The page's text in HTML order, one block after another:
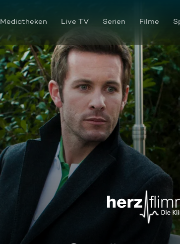
Mediatheken Live TV Serien Filme